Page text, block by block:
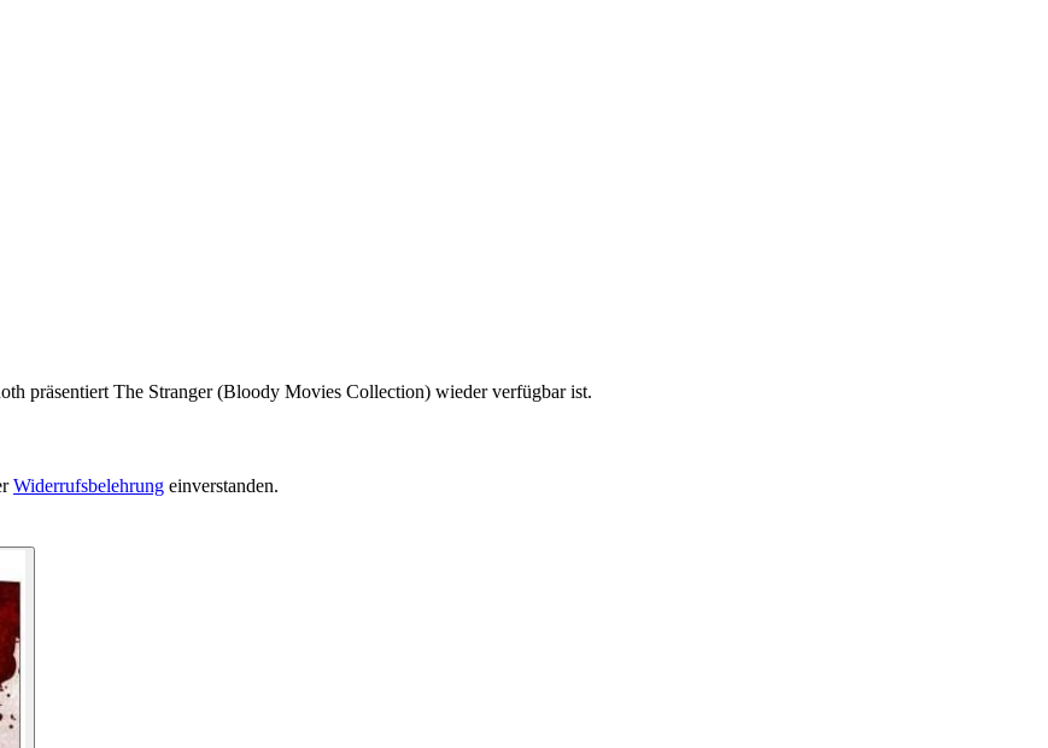
präsentiert The Stranger (Bloody Movies Collection) wieder verfügbar ist.
Widerrufsbelehrung einverstanden.